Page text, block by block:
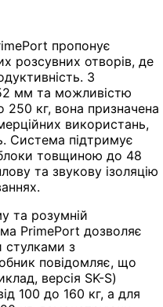
пропонує
розсувних отворів, де
З
мм та можливістю
250 кг, вона призначена
використань,
Система підтримує
блоки товщиною до 48
та звукову ізоляцію
та розумній
PrimePort дозволяє
стулками з
повідомляє, що
версія SK-S)
100 до 160 кг, а для